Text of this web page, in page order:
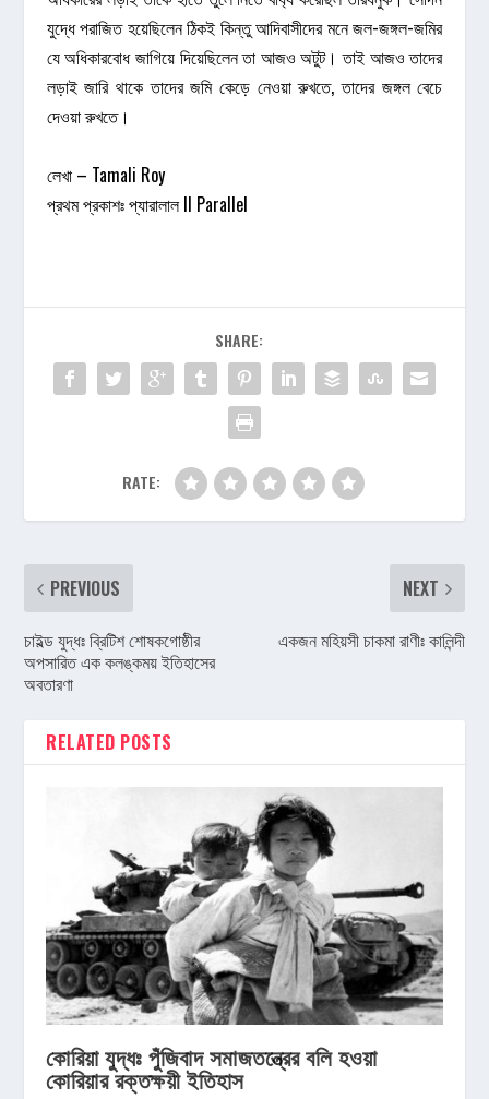
যুদ্ধে পরাজিত হয়েছিলেন ঠিকই কিন্তু আদিবাসীদের মনে জল-জঙ্গল-জমির
যে অধিকারবোধ জাগিয়ে দিয়েছিলেন তা আজও অটুট। তাই আজও তাদের
লড়াই জারি থাকে তাদের জমি কেড়ে নেওয়া রুখতে, তাদের জঙ্গল বেচে
দেওয়া রুখতে।
লেখা – Tamali Roy
প্রথম প্রকাশঃপ্যারালাল II Parallel
SHARE:
RATE:
PREVIOUS
চাইল্ড যুদ্ধঃ ব্রিটিশ শোষকগোষ্ঠীর
অপসারিত এক কলঙ্কময় ইতিহাসের
অবতারণা
NEXT
একজন মহিয়সী চাকমা রাণীঃ কালিন্দী
RELATED POSTS
কোরিয়া যুদ্ধঃ পুঁজিবাদ সমাজতন্ত্রের বলি হওয়া
কোরিয়ার রক্তক্ষয়ী ইতিহাস